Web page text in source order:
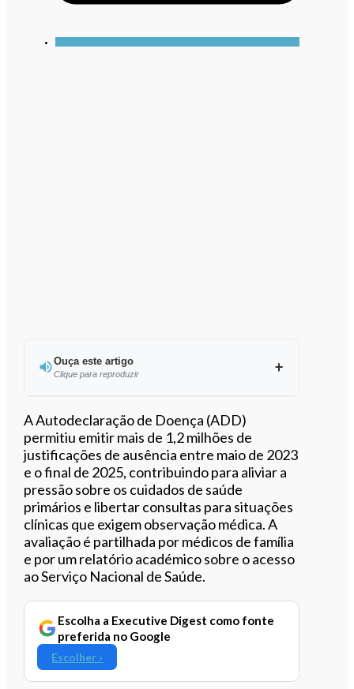
Ouça este artigo
Clique para reproduzir
Ouvir este artigo
A Autodeclaração de Doença (ADD)
permitiu emitir mais de 1,2 milhões de
justificações de ausência entre maio de 2023
e o final de 2025, contribuindo para aliviar a
pressão sobre os cuidados de saúde
primários e libertar consultas para situações
clínicas que exigem observação médica. A
avaliação é partilhada por médicos de família
e por um relatório académico sobre o acesso
ao Serviço Nacional de Saúde.
Escolha a Executive Digest como fonte
preferida no Google
Escolher ›